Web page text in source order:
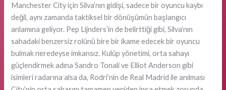
Manchester City için Silva’nın gidişi, sadece bir oyuncu kaybı
değil, aynı zamanda taktiksel bir dönüşümün başlangıcı
anlamına geliyor. Pep Lijnders’in de belirttiği gibi, Silva’nın
sahadaki benzersiz rolünü bire bir ikame edecek bir oyuncu
bulmak neredeyse imkansız. Kulüp yönetimi, orta sahayı
güçlendirmek adına Sandro Tonali ve Elliot Anderson gibi
isimleri radarına alsa da, Rodri’nin de Real Madrid ile anılması